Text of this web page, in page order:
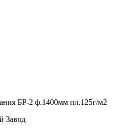
БР-2 ф.1400мм пл.125г/м2